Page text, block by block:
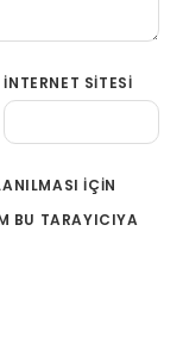
İNTERNET SITESI
IÇIN
BU TARAYICIYA